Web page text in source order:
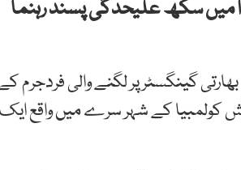
میں سکھ علیحدگی پسند رہنما
گینگسٹر پر لگنے والی فردجرم
جون 2023 کو کینیڈا کے صوبہ برٹش کولمبیا کے شہر سرے میں واقع ایک